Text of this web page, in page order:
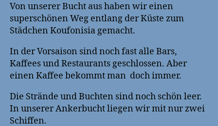
Von unserer Bucht aus haben wir einen
superschönen Weg entlang der Küste zum
Städchen Koufonisia gemacht.
In der Vorsaison sind noch fast alle Bars,
Kaffees und Restaurants geschlossen. Aber
einen Kaffee bekommt man doch immer.
Die Strände und Buchten sind noch schön leer.
In unserer Ankerbucht liegen wir mit nur zwei
Schiffen.